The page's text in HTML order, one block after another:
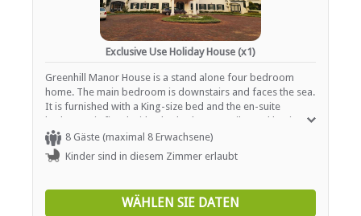
Garten(e)
Parkplatz (abseits der Straße)
Rauchen: Nicht drinnen
ESSEN UND TRINKEN
Braai / Grill (BBQ)
Kostenloses Wi-Fi
Exclusive Use Holiday House (x1)
Greenhill Manor House is a stand alone four bedroom
home. The main bedroom is downstairs and faces the sea.
It is furnished with a King-size bed and the en-suite
bathroom is fitted with a bath, shower, toilet and basin.
There is also a seating area. The second bedroom,
downstairs, also faces the sea, and is furnished with two
three quarter beds. It uses the full family bathroom next
bedroom upstairs faces the mountains and has either two
three quarter beds or a Super King-size bed. It has an en-
8 Gäste (maximal 8 Erwachsene)
Kinder sind in diesem Zimmer erlaubt
WÄHLEN SIE DATEN